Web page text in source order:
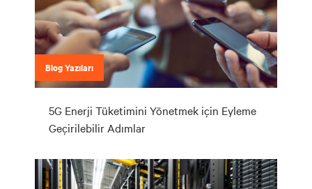
Blog Yazıları
5G Enerji Tüketimini Yönetmek için Eyleme
Geçirilebilir Adımlar